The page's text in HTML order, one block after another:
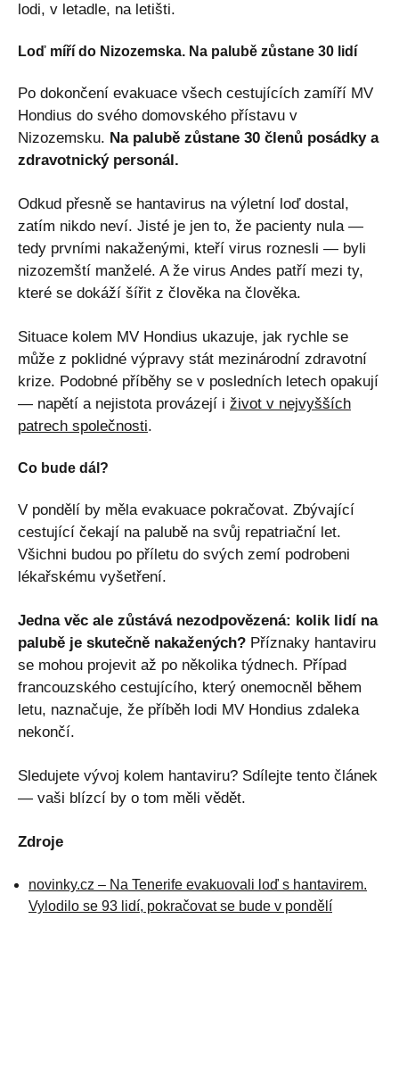
lodi, v letadle, na letišti.
Loď míří do Nizozemska. Na palubě zůstane 30 lidí
Po dokončení evakuace všech cestujících zamíří MV
Hondius do svého domovského přístavu v
Nizozemsku. Na palubě zůstane 30 členů posádky a
zdravotnický personál.
Odkud přesně se hantavirus na výletní loď dostal,
zatím nikdo neví. Jisté je jen to, že pacienty nula —
tedy prvními nakaženými, kteří virus roznesli — byli
nizozemští manželé. A že virus Andes patří mezi ty,
které se dokáží šířit z člověka na člověka.
Situace kolem MV Hondius ukazuje, jak rychle se
může z poklidné výpravy stát mezinárodní zdravotní
krize. Podobné příběhy se v posledních letech opakují
— napětí a nejistota provázejí i život v nejvyšších
patrech společnosti.
Co bude dál?
V pondělí by měla evakuace pokračovat. Zbývající
cestující čekají na palubě na svůj repatriační let.
Všichni budou po příletu do svých zemí podrobeni
lékařskému vyšetření.
Jedna věc ale zůstává nezodpovězená: kolik lidí na
palubě je skutečně nakažených? Příznaky hantaviru
se mohou projevit až po několika týdnech. Případ
francouzského cestujícího, který onemocněl během
letu, naznačuje, že příběh lodi MV Hondius zdaleka
nekončí.
Sledujete vývoj kolem hantaviru? Sdílejte tento článek
— vaši blízcí by o tom měli vědět.
Zdroje
novinky.cz – Na Tenerife evakuovali loď s hantavirem.
Vylodilo se 93 lidí, pokračovat se bude v pondělí